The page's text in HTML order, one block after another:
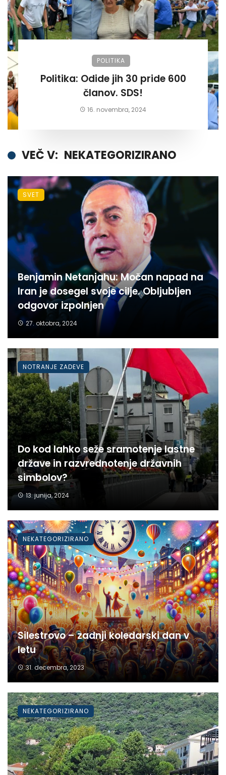
POLITIKA
Politika: Odide jih 30 pride 600
članov. SDS!
16. novembra, 2024
VEČ V: NEKATEGORIZIRANO
Benjamin Netanjahu: Močan napad na
Iran je dosegel svoje cilje. Obljubljen
odgovor izpolnjen
27. oktobra, 2024
SVET
Do kod lahko seže sramotenje lastne
države in razvrednotenje državnih
simbolov?
13. junija, 2024
NOTRANJE ZADEVE
Silestrovo – zadnji koledarski dan v
letu
31. decembra, 2023
NEKATEGORIZIRANO
NEKATEGORIZIRANO